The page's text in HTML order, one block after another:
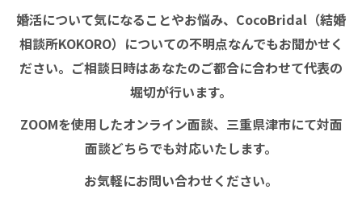
婚活について気になることやお悩み、CocoBridal（結婚
相談所KOKORO）についての不明点なんでもお聞かせく
ださい。ご相談日時はあなたのご都合に合わせて代表の
堀切が行います。
ZOOMを使用したオンライン面談、三重県津市にて対面
面談どちらでも対応いたします。
お気軽にお問い合わせください。